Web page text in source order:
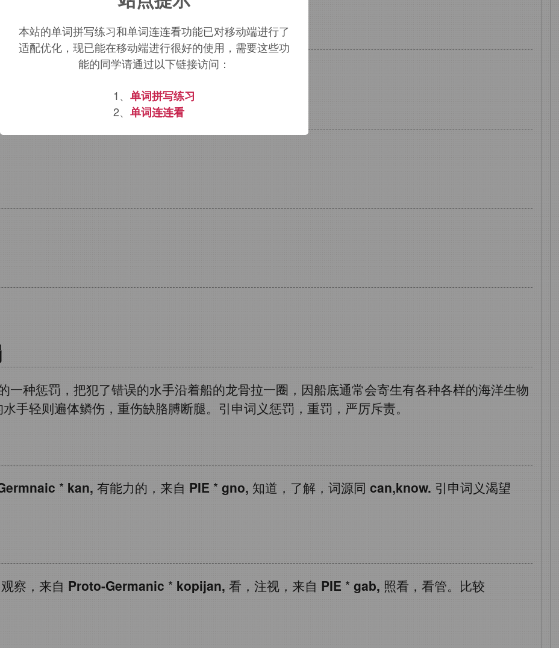
一种惩罚，把犯了错误的水手沿着船的龙骨拉一圈，因船底通常会寄生有各种各样的海洋生物
手轻则遍体鳞伤，重伤缺胳膊断腿。引申词义惩罚，重罚，严厉斥责。
* kan, 有能力的，来自 PIE * gno, 知道，了解，词源同 can,know. 引申词义渴望
察，来自 Proto-Germanic * kopijan, 看，注视，来自 PIE * gab, 照看，看管。比较
本站的单词拼写练习和单词连连看功能已对移动端进行了
适配优化，现已能在移动端进行很好的使用，需要这些功
能的同学请通过以下链接访问：
1、 单词拼写练习
2、 单词连连看